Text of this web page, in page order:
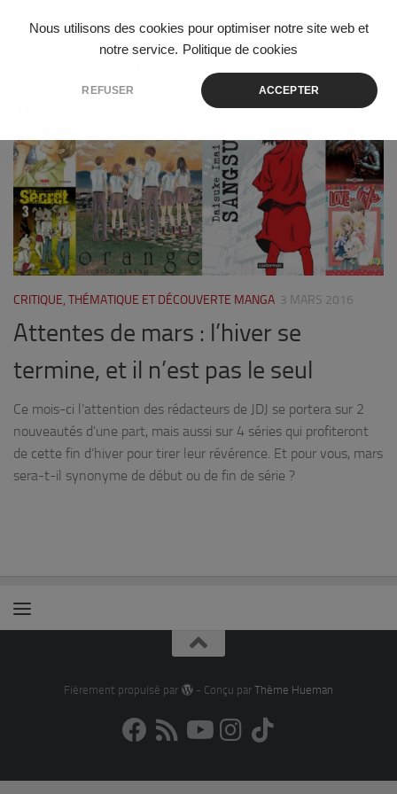
Nous utilisons des cookies pour optimiser notre site web et
notre service. Politique de cookies
REFUSER ACCEPTER
Skip to content
CRITIQUE, THÉMATIQUE ET DÉCOUVERTE MANGA 3 MARS 2016
Attentes de mars : l’hiver se
termine, et il n’est pas le seul
Ce mois-ci l’attention des rédacteurs de JDJ se portera sur 2
nouveautés d’une part, mais aussi sur 4 séries qui profiteront
de cette fin d’hiver pour tirer leur révérence. Et pour vous, mars
sera-t-il synonyme de début ou de fin de série ?
Fièrement propulsé par - Conçu par Thème Hueman